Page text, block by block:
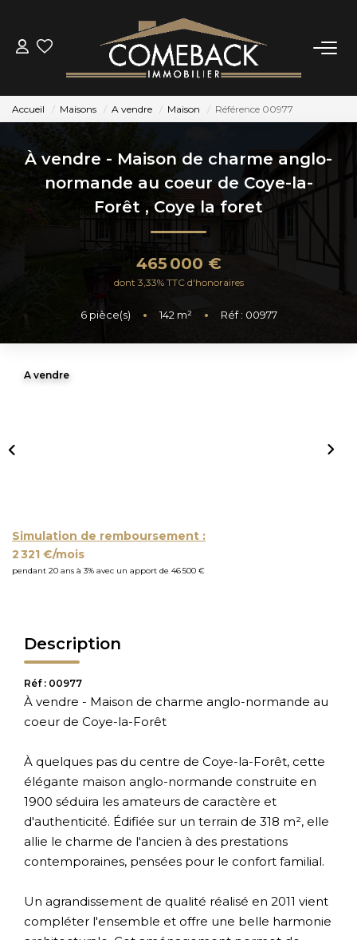
ACHETER
LOUER
ESTIMER
BIENS VENDUS
CONTACT
Accueil Maisons A vendre Maison Référence 00977
À vendre - Maison de charme anglo-
normande au coeur de Coye-la-
Forêt , Coye la foret
465 000 €
dont 3,33% TTC d'honoraires
6pièce(s) • 142 m² • Réf : 00977
A vendre
Simulation de remboursement :
2 321 €/mois
pendant 20 ans à 3% avec un apport de 46 500 €
Description
Réf : 00977
À vendre - Maison de charme anglo-normande au
coeur de Coye-la-Forêt
À quelques pas du centre de Coye-la-Forêt, cette
élégante maison anglo-normande construite en
1900 séduira les amateurs de caractère et
d'authenticité. Édifiée sur un terrain de 318 m², elle
allie le charme de l'ancien à des prestations
contemporaines, pensées pour le confort familial.
Un agrandissement de qualité réalisé en 2011 vient
compléter l'ensemble et offre une belle harmonie